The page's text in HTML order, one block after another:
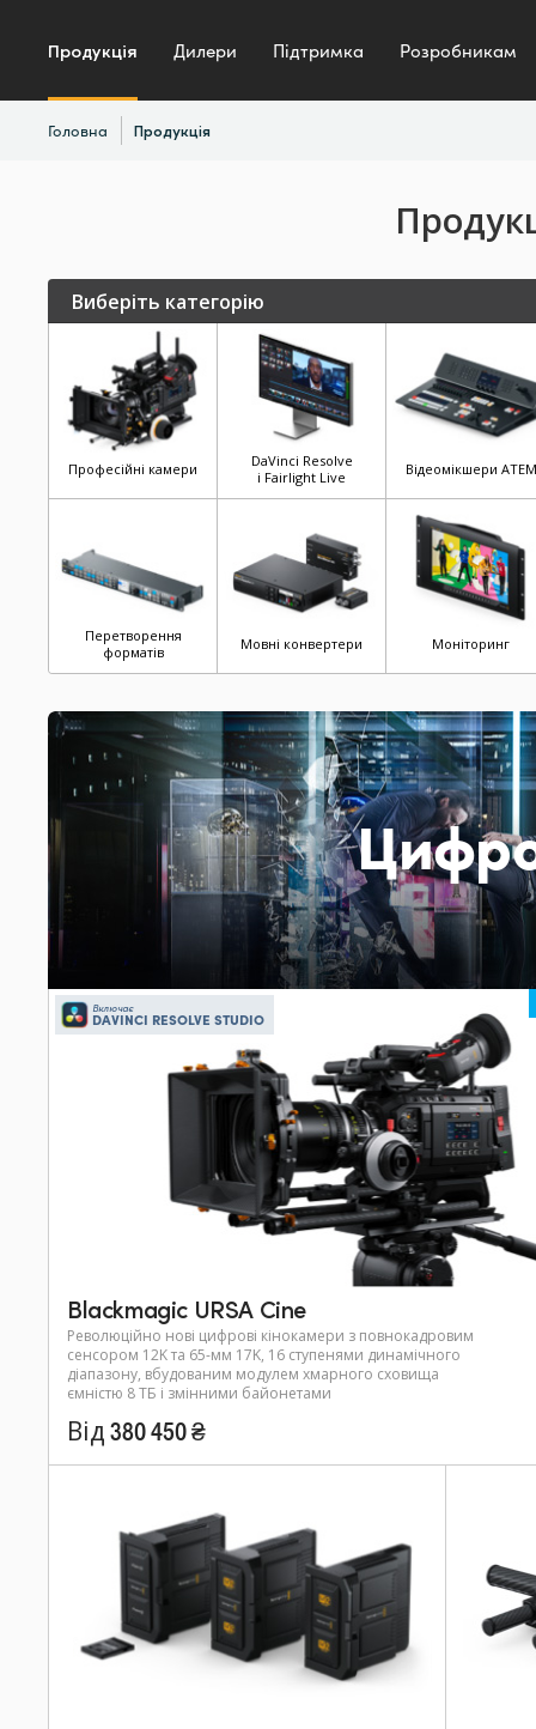
Продукція Дилери Підтримка Розробникам
Головна Продукція
Виберіть категорію
Професійні камери
DaVinci Resolve
і Fairlight Live
Відеомікшери ATEM
Перетворення
форматів
Мовні конвертери Моніторинг
Включає
DAVINCI RESOLVE STUDIO
Blackmagic URSA Cine
Революційно нові цифрові кінокамери з повнокадровим
сенсором 12K та 65-мм 17K, 16 ступенями динамічного
діапазону, вбудованим модулем хмарного сховища
ємністю 8 ТБ і змінними байонетами
Від 380 450 ₴